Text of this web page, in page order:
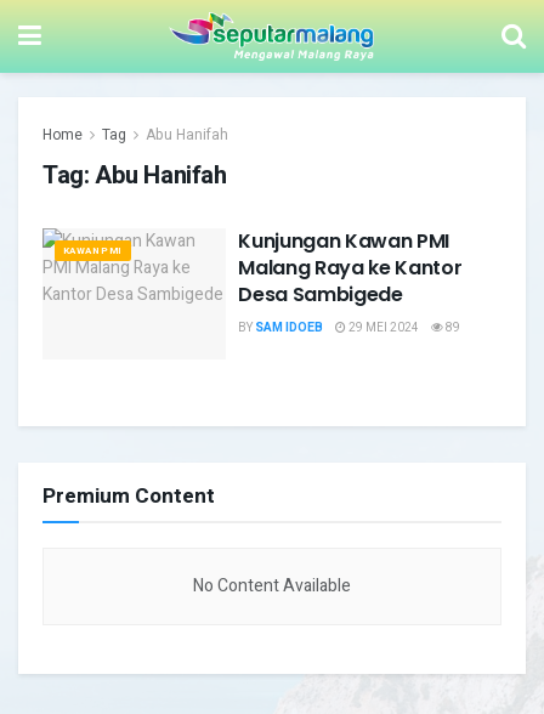
Home Tag Abu Hanifah
Tag:Abu Hanifah
KAWAN PMI
Kunjungan Kawan PMI
Malang Raya ke Kantor
Desa Sambigede
BY SAM IDOEB 29 MEI 2024 89
Premium Content
No Content Available